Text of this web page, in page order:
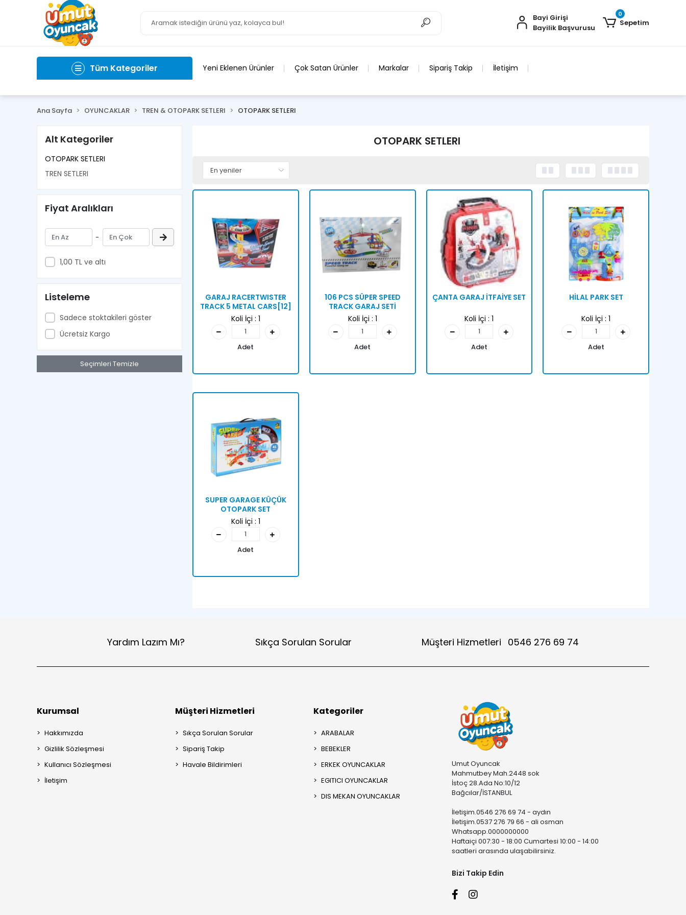
Bayi Girişi
Bayilik Başvurusu
0
Sepetim
Tüm Kategoriler Yeni Eklenen Ürünler Çok Satan Ürünler Markalar Sipariş Takip İletişim
Ana Sayfa OYUNCAKLAR TREN & OTOPARK SETLERI OTOPARK SETLERI
Alt Kategoriler
OTOPARK SETLERI
TREN SETLERI
Fiyat Aralıkları
-
1,00 TL ve altı
Listeleme
Sadece stoktakileri göster
Ücretsiz Kargo
Seçimleri Temizle
OTOPARK SETLERI
GARAJ RACERTWISTER
TRACK 5 METAL CARS[12]
Koli İçi : 1
Adet
106 PCS SÜPER SPEED
TRACK GARAJ SETİ
Koli İçi : 1
Adet
ÇANTA GARAJ İTFAİYE SET
Koli İçi :1
Adet
HİLAL PARK SET
Koli İçi :1
Adet
SUPER GARAGE KÜÇÜK
OTOPARK SET
Koli İçi : 1
Adet
Yardım Lazım Mı? Sıkça Sorulan Sorular Müşteri Hizmetleri 0546 276 69 74
Kurumsal
Hakkımızda
Gizlilik Sözleşmesi
Kullanıcı Sözleşmesi
İletişim
Müşteri Hizmetleri
Sıkça Sorulan Sorular
Sipariş Takip
Havale Bildirimleri
Kategoriler
ARABALAR
BEBEKLER
ERKEK OYUNCAKLAR
EGITICI OYUNCAKLAR
DIS MEKAN OYUNCAKLAR
Umut Oyuncak
Mahmutbey Mah.2448 sok
İstoç 28.Ada No:10/12
Bağcılar/İSTANBUL
İletişim.0546 276 69 74 - aydın
İletişim.0537 276 79 66 - ali osman
Whatsapp.0000000000
Haftaiçi 007:30 - 18:00 Cumartesi 10:00 - 14:00
saatleri arasında ulaşabilirsiniz.
Bizi Takip Edin